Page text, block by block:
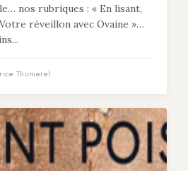
nos rubriques : « En lisant,
réveillon avec Ovaine »…
Thumerel